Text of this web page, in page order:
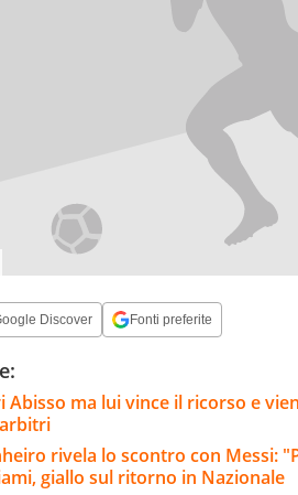
Discover Fonti preferite
Abisso ma lui vince il ricorso e
rivela lo scontro con Messi:
giallo sul ritorno in Nazionale